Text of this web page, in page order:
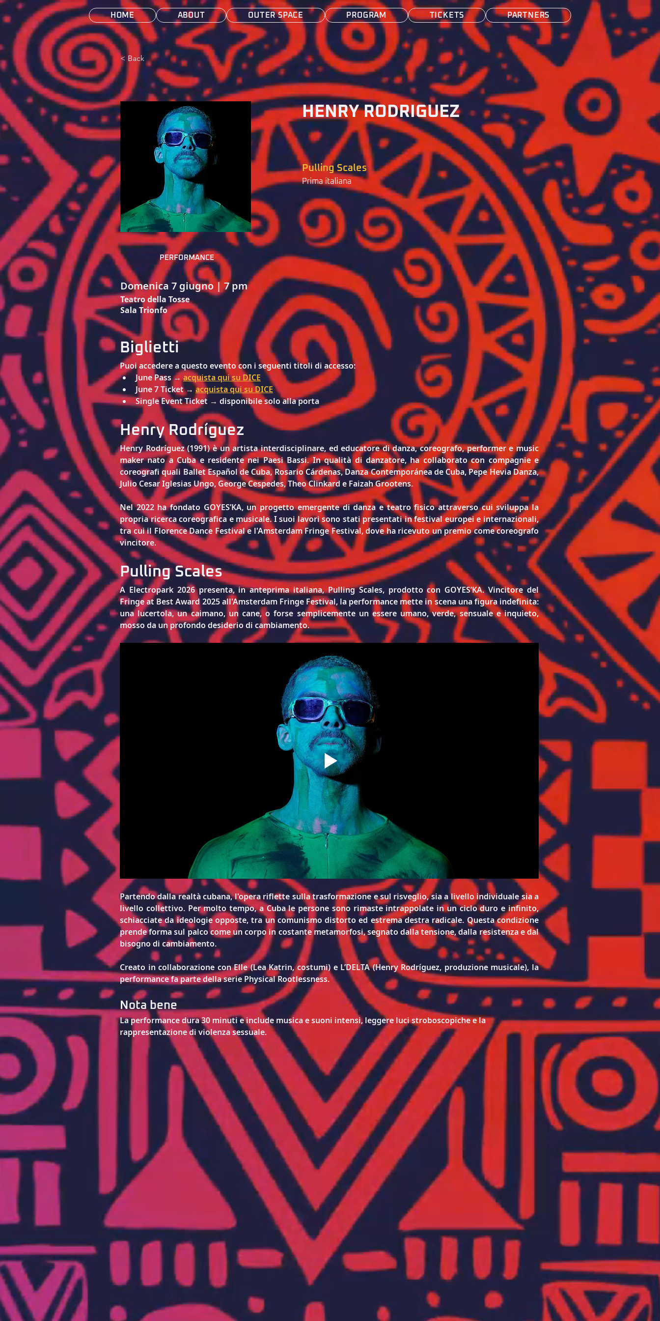
HOME ABOUT OUTER SPACE PROGRAM TICKETS PARTNERS
< Back
HENRY RODRIGUEZ
Pulling Scales
Prima italiana
PERFORMANCE
Domenica 7 giugno | 7 pm
Teatro della Tosse
Sala Trionfo
Biglietti
Puoi accedere a questo evento con i seguenti titoli di accesso:
June Pass → acquista qui su DICE
June 7 Ticket → acquista qui su DICE
Single Event Ticket → disponibile solo alla porta
Henry Rodríguez
Henry Rodríguez (1991) è un artista interdisciplinare, ed educatore di danza, coreografo, performer e music
maker nato a Cuba e residente nei Paesi Bassi. In qualità di danzatore, ha collaborato con compagnie e
coreografi quali Ballet Español de Cuba, Rosario Cárdenas, Danza Contemporánea de Cuba, Pepe Hevia Danza,
Julio Cesar Iglesias Ungo, George Cespedes, Theo Clinkard e Faizah Grootens.
Nel 2022 ha fondato GOYES’KA, un progetto emergente di danza e teatro fisico attraverso cui sviluppa la
propria ricerca coreografica e musicale. I suoi lavori sono stati presentati in festival europei e internazionali,
tra cui il Florence Dance Festival e l'Amsterdam Fringe Festival, dove ha ricevuto un premio come coreografo
vincitore.
Pulling Scales
A Electropark 2026 presenta, in anteprima italiana, Pulling Scales, prodotto con GOYES’KA. Vincitore del
Fringe at Best Award 2025 all'Amsterdam Fringe Festival, la performance mette in scena una figura indefinita:
una lucertola, un caimano, un cane, o forse semplicemente un essere umano, verde, sensuale e inquieto,
mosso da un profondo desiderio di cambiamento.
Partendo dalla realtà cubana, l'opera riflette sulla trasformazione e sul risveglio, sia a livello individuale sia a
livello collettivo. Per molto tempo, a Cuba le persone sono rimaste intrappolate in un ciclo duro e infinito,
schiacciate da ideologie opposte, tra un comunismo distorto ed estrema destra radicale. Questa condizione
prende forma sul palco come un corpo in costante metamorfosi, segnato dalla tensione, dalla resistenza e dal
bisogno di cambiamento.
Creato in collaborazione con Elle (Lea Katrin, costumi) e L’DELTA (Henry Rodríguez, produzione musicale), la
performance fa parte della serie Physical Rootlessness.
Nota bene
La performance dura 30 minuti e include musica e suoni intensi, leggere luci stroboscopiche e la
rappresentazione di violenza sessuale.